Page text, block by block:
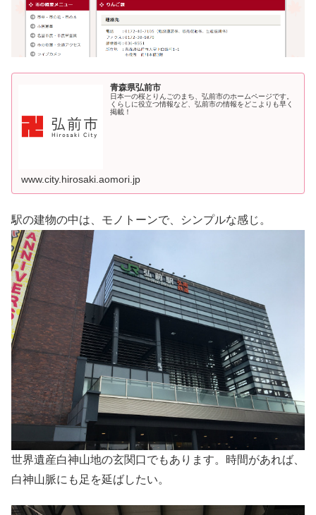
青森県弘前市
日本一の桜とりんごのまち、弘前市のホームページです。
くらしに役立つ情報など、弘前市の情報をどこよりも早く
掲載！
www.city.hirosaki.aomori.jp
駅の建物の中は、モノトーンで、シンプルな感じ。
世界遺産白神山地の玄関口でもあります。時間があれば、
白神山脈にも足を延ばしたい。